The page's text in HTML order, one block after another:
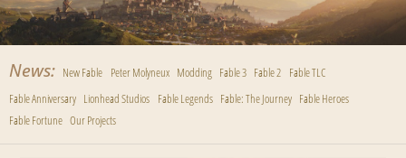
News New Fable Peter Molyneux Modding Fable 3 Fable 2 Fable TLC
Fable Anniversary Lionhead Studios Fable Legends Fable: The Journey Fable Heroes
Fable Fortune Our Projects